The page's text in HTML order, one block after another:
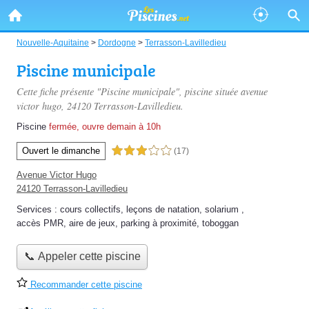
Nouvelle-Aquitaine > Dordogne > Terrasson-Lavilledieu
Piscine municipale
Cette fiche présente "Piscine municipale", piscine située avenue
victor hugo, 24120 Terrasson-Lavilledieu.
Piscine fermée, ouvre demain à 10h
Ouvert le dimanche 3,0 étoiles sur 5 (17)
Avenue Victor Hugo
24120 Terrasson-Lavilledieu
Services : cours collectifs, leçons de natation, solarium ,
accès PMR, aire de jeux, parking à proximité, toboggan
📞 Appeler cette piscine
Recommander cette piscine